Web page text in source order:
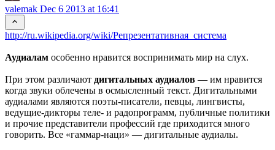
valemak Dec 6 2013 at 16:41
http://ru.wikipedia.org/wiki/Репрезентативная_система
Аудиалам особенно нравится воспринимать мир на слух.
При этом различают дигитальных аудиалов — им нравится
когда звуки облечены в осмысленный текст. Дигитальными
аудиалами являются поэты-писатели, певцы, лингвисты,
ведущие-дикторы теле- и радопрограмм, публичные политики
и прочие представители профессий где приходится много
говорить. Все «гаммар-наци» — дигитальные аудиалы.